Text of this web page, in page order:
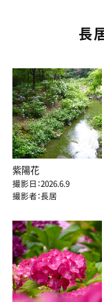
長
紫陽花
撮影日：2026.6.9
撮影者：長居